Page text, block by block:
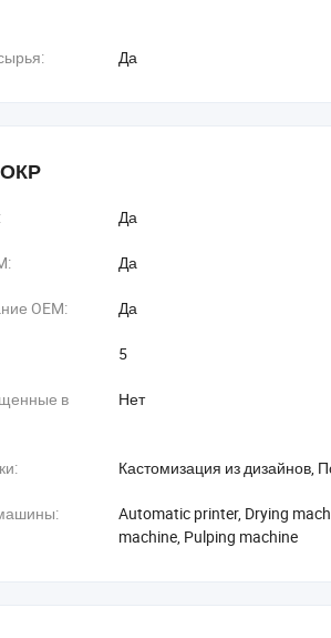
Да
Да
Да
OEM: Да
5
в
Нет
Кастомизация из дизайнов,
Automatic printer, Drying
machine, Pulping machine